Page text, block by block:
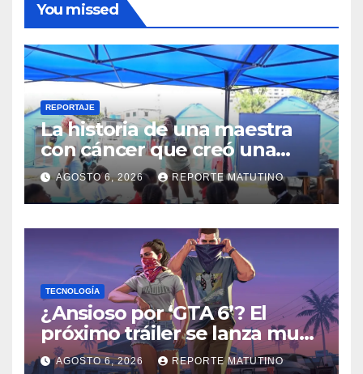
You missed
REPORTAJE
La historia de una maestra
con cáncer que creó una
escuelita para niños
damnificados en La Guaira
AGOSTO 6, 2026 REPORTE MATUTINO
TECNOLOGÍA
¿Ansioso por ‘GTA 6’? El
próximo tráiler se lanza muy
pronto… en Netflix
AGOSTO 6, 2026 REPORTE MATUTINO